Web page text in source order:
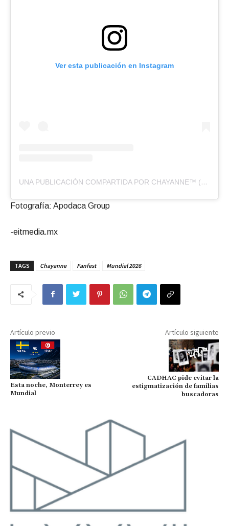
Ver esta publicación en Instagram
UNA PUBLICACIÓN COMPARTIDA POR CHAYANNE™ (@CHAYANNE)
Fotografía: Apodaca Group
-eitmedia.mx
TAGS Chayanne Fanfest Mundial 2026
Artículo previo
Esta noche, Monterrey es
Mundial
Artículo siguiente
CADHAC pide evitar la
estigmatización de familias
buscadoras